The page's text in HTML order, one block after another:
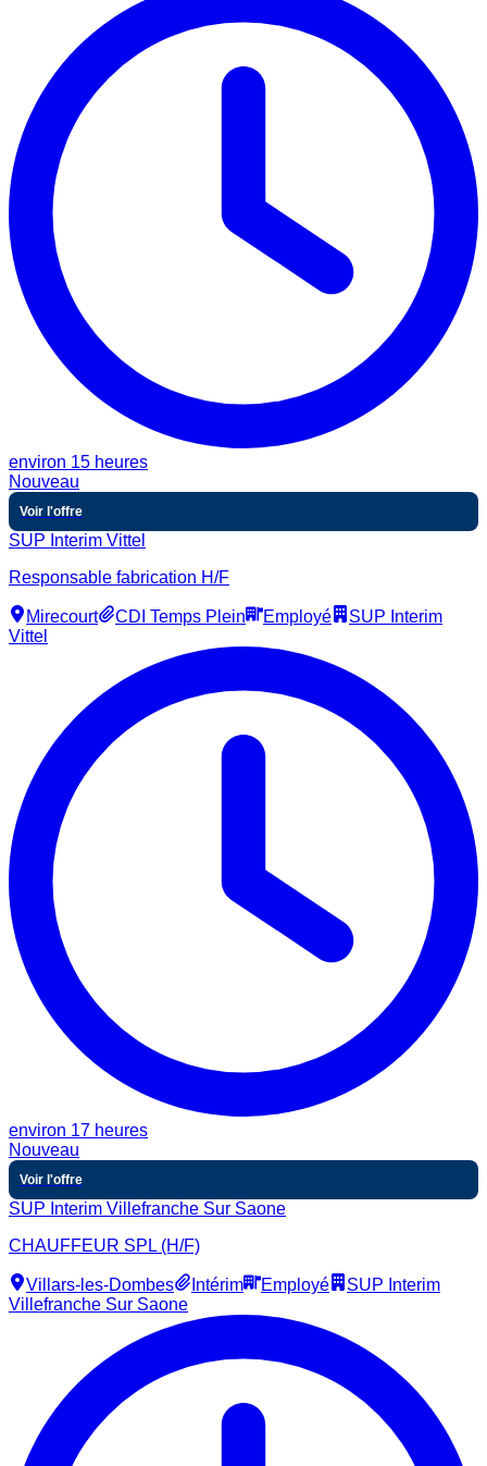
environ 15 heures
Nouveau
Voir l'offre
SUP Interim Vittel
Responsable fabrication H/F
Mirecourt CDI Temps Plein Employé
SUP Interim
Vittel
environ 17 heures
Nouveau
Voir l'offre
SUP Interim Villefranche Sur Saone
CHAUFFEUR SPL (H/F)
Villars-les-Dombes Intérim Employé
SUP Interim
Villefranche Sur Saone